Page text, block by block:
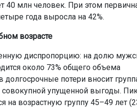
40 млн человек. При этом
года выросла на 42%.
возрасте
диспропорцию: на долю
около 73% общего объема
потери вносит
упущенной выгоды.
возрастную группу 45–49 лет